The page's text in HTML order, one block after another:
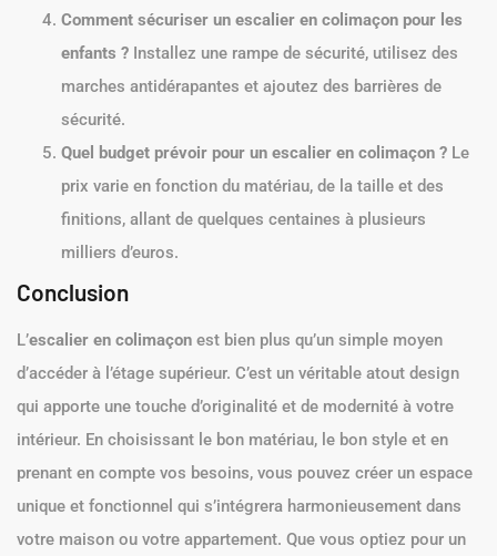
Comment sécuriser un escalier en colimaçon pour les
enfants ? Installez une rampe de sécurité, utilisez des
marches antidérapantes et ajoutez des barrières de
sécurité.
Quel budget prévoir pour un escalier en colimaçon ? Le
prix varie en fonction du matériau, de la taille et des
finitions, allant de quelques centaines à plusieurs
milliers d’euros.
Conclusion
L’escalier en colimaçon est bien plus qu’un simple moyen
d’accéder à l’étage supérieur. C’est un véritable atout design
qui apporte une touche d’originalité et de modernité à votre
intérieur. En choisissant le bon matériau, le bon style et en
prenant en compte vos besoins, vous pouvez créer un espace
unique et fonctionnel qui s’intégrera harmonieusement dans
votre maison ou votre appartement. Que vous optiez pour un